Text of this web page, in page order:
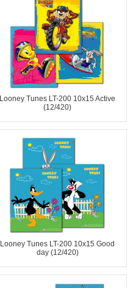
Looney Tunes LT-200 10x15 Active
(12/420)
Looney Tunes LT-200 10x15 Good
day (12/420)